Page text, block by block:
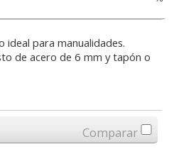
ideal para manualidades.
de acero de 6 mm y tapón o
Comparar